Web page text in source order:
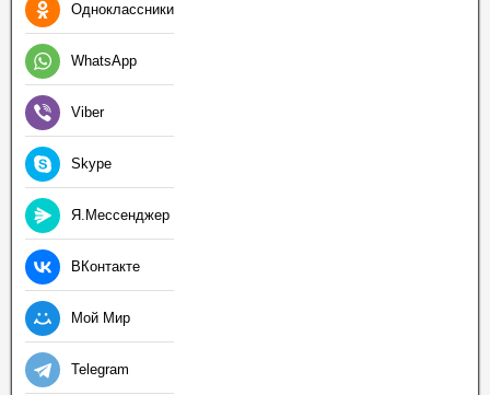
Одноклассники
WhatsApp
Viber
Skype
Я.Мессенджер
ВКонтакте
Мой Мир
Telegram